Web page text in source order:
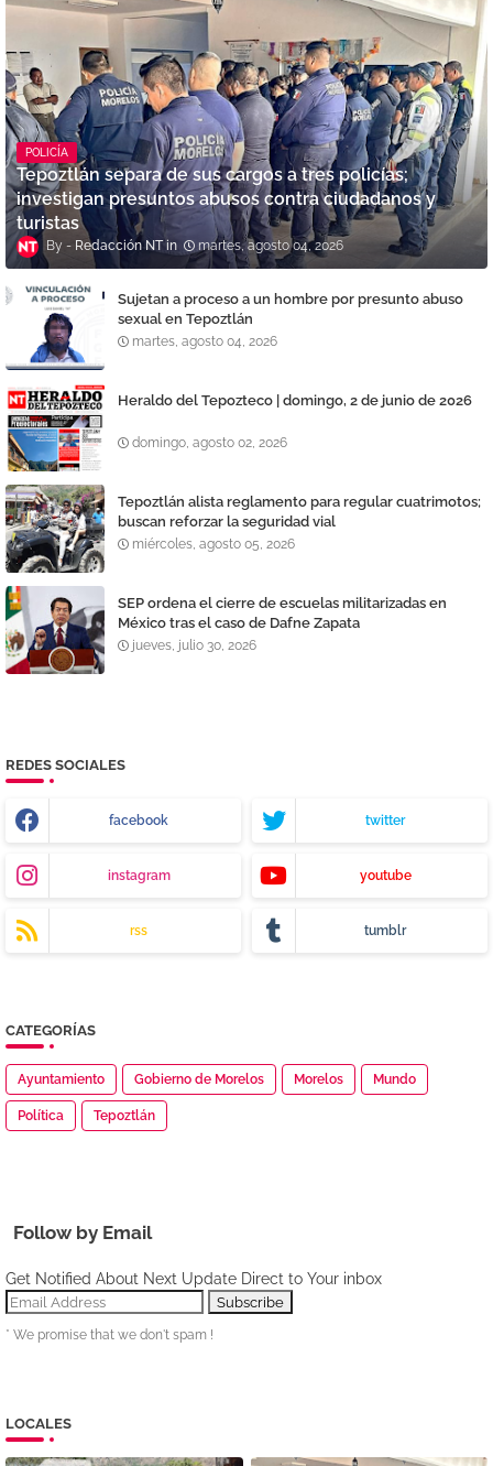
POLICÍA
Tepoztlán separa de sus cargos a tres policías;
investigan presuntos abusos contra ciudadanos y
turistas
Redacción NT martes, agosto 04, 2026
Sujetan a proceso a un hombre por presunto abuso
sexual en Tepoztlán
martes, agosto 04, 2026
Heraldo del Tepozteco | domingo, 2 de junio de 2026
domingo, agosto 02, 2026
Tepoztlán alista reglamento para regular cuatrimotos;
buscan reforzar la seguridad vial
miércoles, agosto 05, 2026
SEP ordena el cierre de escuelas militarizadas en
México tras el caso de Dafne Zapata
jueves, julio 30, 2026
REDES SOCIALES
facebook twitter
instagram youtube
rss tumblr
CATEGORÍAS
Ayuntamiento Gobierno de Morelos Morelos Mundo
Política Tepoztlán
Follow by Email
Get Notified About Next Update Direct to Your inbox
* We promise that we don't spam !
LOCALES